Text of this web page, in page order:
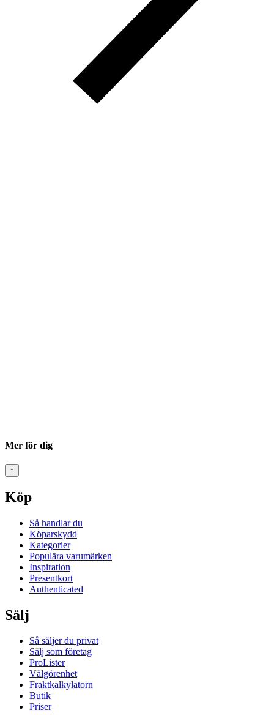
Mer för dig
↑
Köp
Så handlar du
Köparskydd
Kategorier
Populära varumärken
Inspiration
Presentkort
Authenticated
Sälj
Så säljer du privat
Sälj som företag
ProLister
Välgörenhet
Fraktkalkylatorn
Butik
Priser